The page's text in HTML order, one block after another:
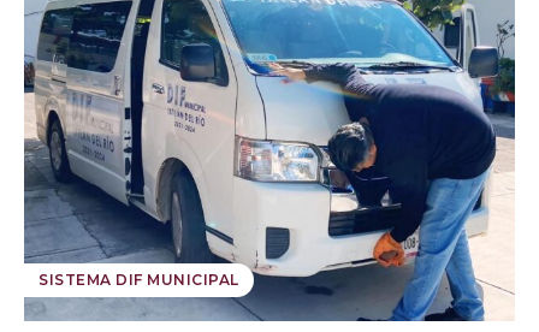
SISTEMA DIF MUNICIPAL